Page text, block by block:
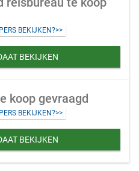
BEKIJKEN?>>
BEKIJKEN
koop gevraagd
BEKIJKEN?>>
BEKIJKEN